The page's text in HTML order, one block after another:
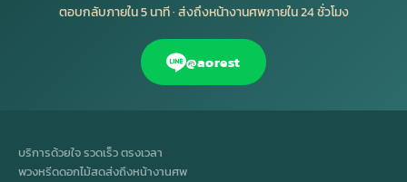
ตอบกลับภายใน 5 นาที · ส่งถึงหน้างานศพภายใน 24 ชั่วโมง
@aorest
บริการด้วยใจ รวดเร็ว ตรงเวลา
พวงหรีดดอกไม้สดส่งถึงหน้างานศพ